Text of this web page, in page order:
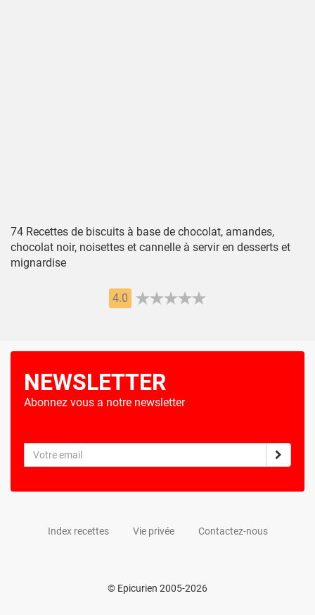
74 Recettes de biscuits à base de chocolat, amandes,
chocolat noir, noisettes et cannelle à servir en desserts et
mignardise
4.0
NEWSLETTER
Abonnez vous a notre newsletter
Index recettes Vie privée Contactez-nous
© Epicurien 2005-2026